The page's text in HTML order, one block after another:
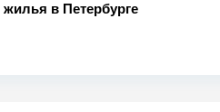
жилья в Петербурге